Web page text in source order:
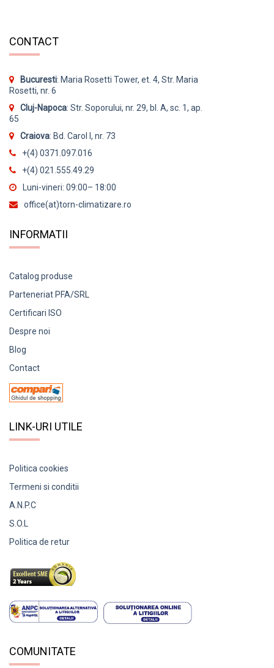
CONTACT
Bucuresti: Maria Rosetti Tower, et. 4, Str. Maria
Rosetti, nr. 6
Cluj-Napoca: Str. Soporului, nr. 29, bl. A, sc. 1, ap.
65
Craiova: Bd. Carol I, nr. 73
+(4) 0371.097.016
+(4) 021.555.49.29
Luni-vineri: 09:00– 18:00
office(at)torn-climatizare.ro
INFORMATII
Catalog produse
Parteneriat PFA/SRL
Certificari ISO
Despre noi
Blog
Contact
LINK-URI UTILE
Politica cookies
Termeni si conditii
A.N.P.C
S.O.L
Politica de retur
COMUNITATE